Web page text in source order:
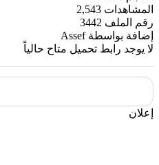
المشاهدات 2,543
رقم الملف 3442
إضافة بواسطة Assef
لا يوجد رابط تحميل متاح حالياً
إعلان